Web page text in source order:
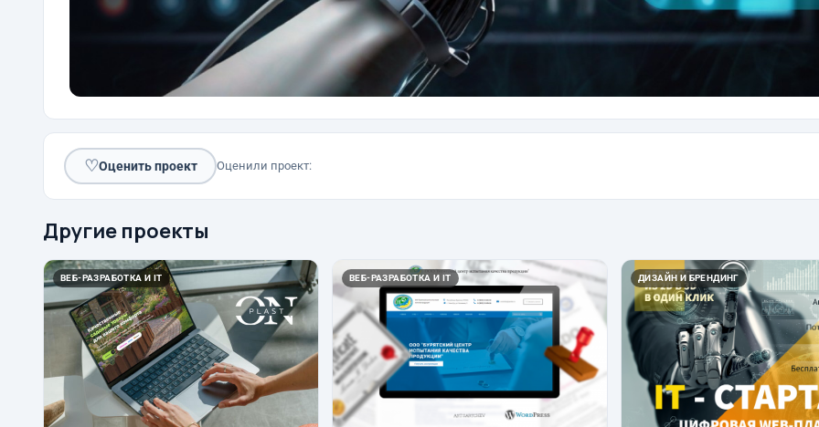
♡Оценить проект Оценили проект:
Другие проекты
ВЕБ-РАЗРАБОТКА И IT ВЕБ-РАЗРАБОТКА И IT ДИЗАЙН И БРЕНДИНГ